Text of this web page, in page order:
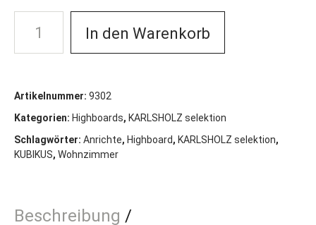
In den Warenkorb
Artikelnummer: 9302
Kategorien: Highboards, KARLSHOLZ selektion
Schlagwörter: Anrichte, Highboard, KARLSHOLZ selektion,
KUBIKUS, Wohnzimmer
Beschreibung